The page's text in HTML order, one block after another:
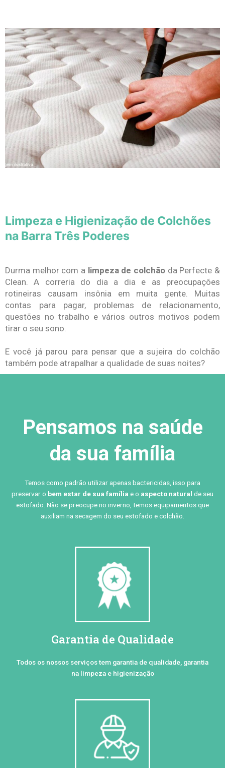
Limpeza e Higienização de Colchões
na Barra Três Poderes
Durma melhor com a limpeza de colchão da Perfecte &
Clean. A correria do dia a dia e as preocupações
rotineiras causam insônia em muita gente. Muitas
contas para pagar, problemas de relacionamento,
questões no trabalho e vários outros motivos podem
tirar o seu sono.
E você já parou para pensar que a sujeira do colchão
também pode atrapalhar a qualidade de suas noites?
Pensamos na saúde
da sua família
Temos como padrão utilizar apenas bactericidas, isso para
preservar o bem estar de sua família e o aspecto natural de seu
estofado. Não se preocupe no inverno, temos equipamentos que
auxiliam na secagem do seu estofado e colchão.
Garantia de Qualidade
Todos os nossos serviços tem garantia de qualidade, garantia
na limpeza e higienização